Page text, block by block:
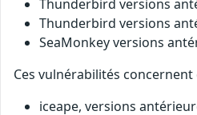
Thunderbird versions
Thunderbird versions
SeaMonkey versions
Ces vulnérabilités
iceape, versions